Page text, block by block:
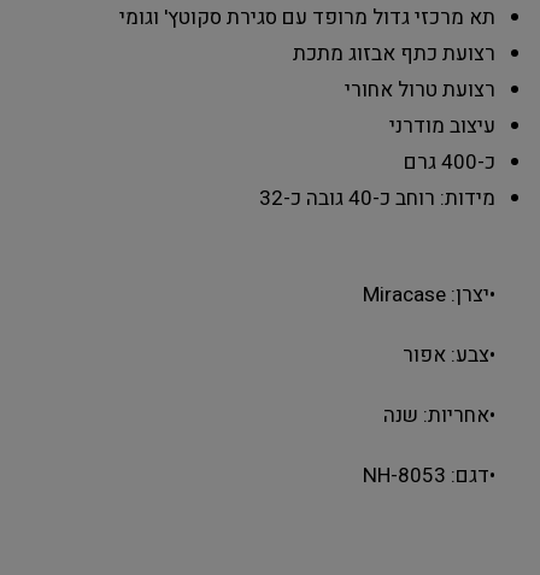
תא מרכזי גדול מרופד עם סגירת סקוטץ' וגומי
רצועת כתף אבזוג מתכת
רצועת טרול אחורי
עיצוב מודרני
כ-400 גרם
מידות: רוחב כ-40 גובה כ-32
•יצרן: Miracase
•צבע: אפור
•אחריות: שנה
•דגם: NH-8053